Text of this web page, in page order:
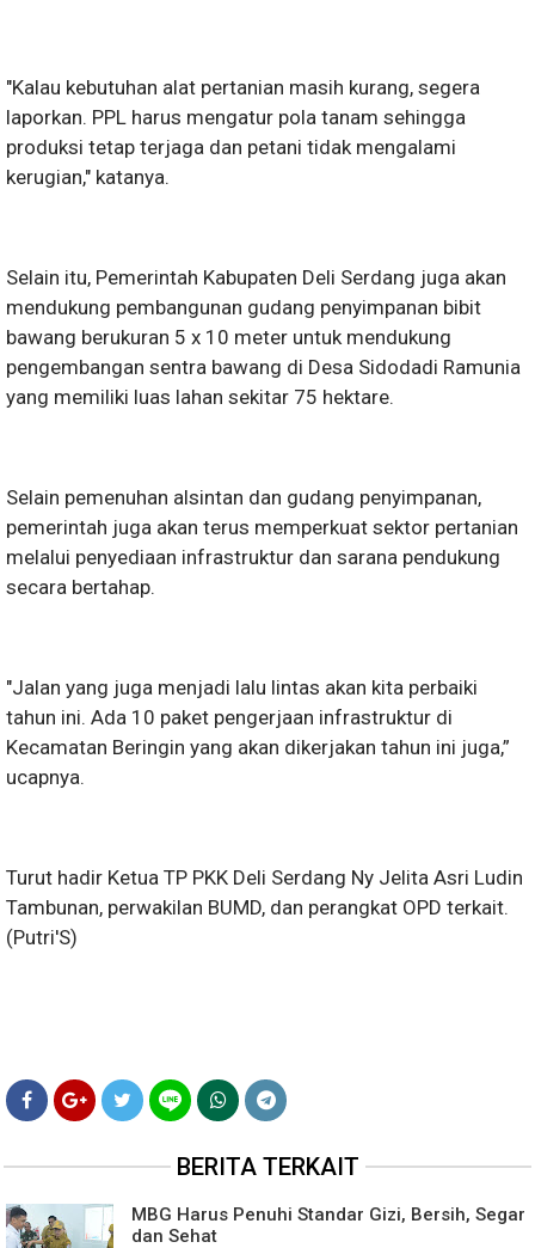
"Kalau kebutuhan alat pertanian masih kurang, segera
laporkan. PPL harus mengatur pola tanam sehingga
produksi tetap terjaga dan petani tidak mengalami
kerugian," katanya.
Selain itu, Pemerintah Kabupaten Deli Serdang juga akan
mendukung pembangunan gudang penyimpanan bibit
bawang berukuran 5 x 10 meter untuk mendukung
pengembangan sentra bawang di Desa Sidodadi Ramunia
yang memiliki luas lahan sekitar 75 hektare.
Selain pemenuhan alsintan dan gudang penyimpanan,
pemerintah juga akan terus memperkuat sektor pertanian
melalui penyediaan infrastruktur dan sarana pendukung
secara bertahap.
"Jalan yang juga menjadi lalu lintas akan kita perbaiki
tahun ini. Ada 10 paket pengerjaan infrastruktur di
Kecamatan Beringin yang akan dikerjakan tahun ini juga,”
ucapnya.
Turut hadir Ketua TP PKK Deli Serdang Ny Jelita Asri Ludin
Tambunan, perwakilan BUMD, dan perangkat OPD terkait.
(Putri'S)
BERITA TERKAIT
MBG Harus Penuhi Standar Gizi, Bersih, Segar
dan Sehat